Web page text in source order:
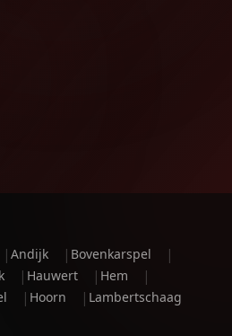
| Andijk | Bovenkarspel |
| Hauwert | Hem |
| Hoorn | Lambertschaag